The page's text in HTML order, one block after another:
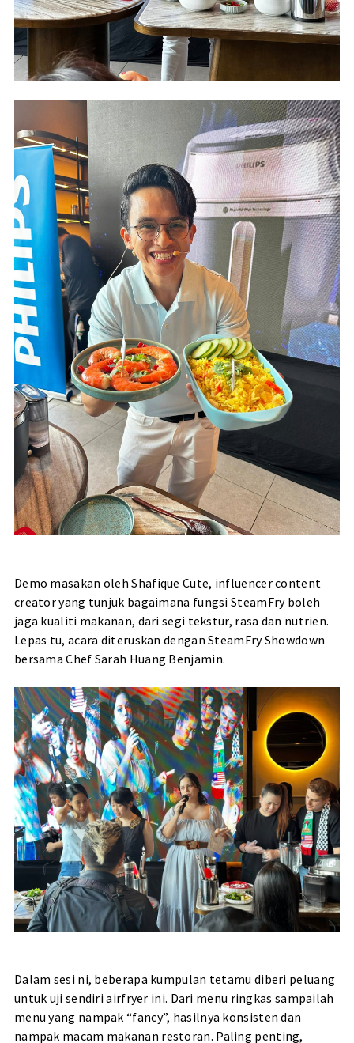
Demo masakan oleh Shafique Cute, influencer content
creator yang tunjuk bagaimana fungsi SteamFry boleh
jaga kualiti makanan, dari segi tekstur, rasa dan nutrien.
Lepas tu, acara diteruskan dengan SteamFry Showdown
bersama Chef Sarah Huang Benjamin.
Dalam sesi ni, beberapa kumpulan tetamu diberi peluang
untuk uji sendiri airfryer ini. Dari menu ringkas sampailah
menu yang nampak “fancy”, hasilnya konsisten dan
nampak macam makanan restoran. Paling penting,